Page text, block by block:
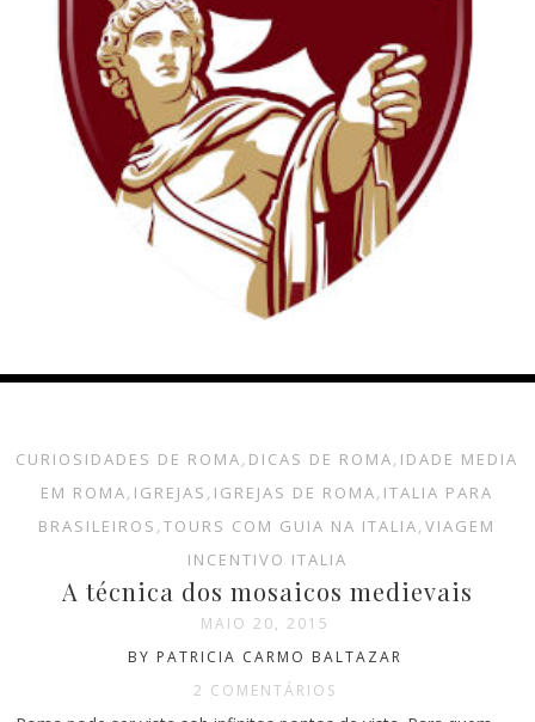
CURIOSIDADES DE ROMA, DICAS DE ROMA, IDADE MEDIA
EM ROMA, IGREJAS , IGREJAS DE ROMA, ITALIA PARA
BRASILEIROS ,TOURS COM GUIA NA ITALIA,VIAGEM
INCENTIVO ITALIA
A técnica dos mosaicos medievais
MAIO 20, 2015
BY PATRICIA CARMO BALTAZAR
2 COMENTÁRIOS